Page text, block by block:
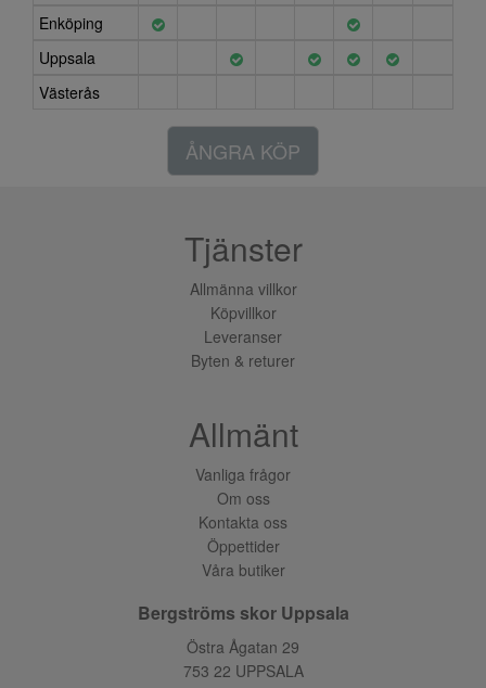
Enköping
Uppsala
Västerås
ÅNGRA KÖP
Tjänster
Allmänna villkor
Köpvillkor
Leveranser
Byten & returer
Allmänt
Vanliga frågor
Om oss
Kontakta oss
Öppettider
Våra butiker
Bergströms skor Uppsala
Östra Ågatan 29
753 22 UPPSALA